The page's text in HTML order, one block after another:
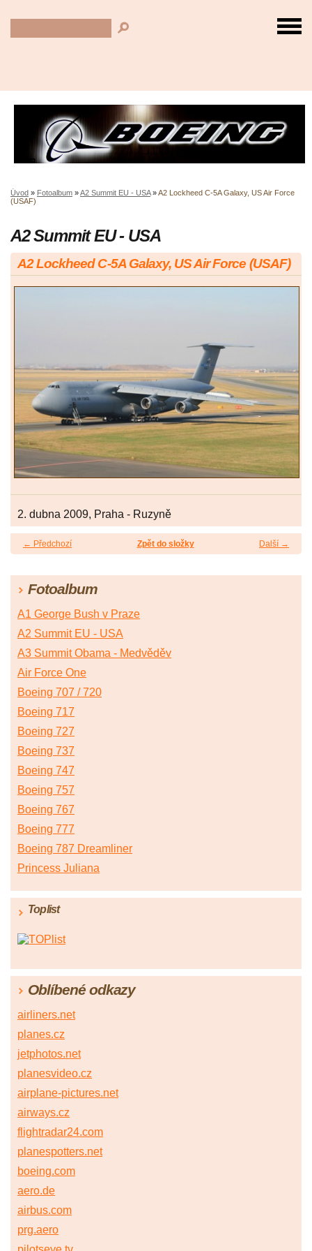
Úvod » Fotoalbum »A2 Summit EU - USA»A2 Lockheed C-5A Galaxy, US Air Force
(USAF)
A2 Summit EU - USA
A2 Lockheed C-5A Galaxy, US Air Force (USAF)
2. dubna 2009, Praha - Ruzyně
← Předchozí Další →
Zpět do složky
Fotoalbum
A1 George Bush v Praze
A2 Summit EU - USA
A3 Summit Obama - Medvěděv
Air Force One
Boeing 707 / 720
Boeing 717
Boeing 727
Boeing 737
Boeing 747
Boeing 757
Boeing 767
Boeing 777
Boeing 787 Dreamliner
Princess Juliana
Toplist
Oblíbené odkazy
airliners.net
planes.cz
jetphotos.net
planesvideo.cz
airplane-pictures.net
airways.cz
flightradar24.com
planespotters.net
boeing.com
aero.de
airbus.com
prg.aero